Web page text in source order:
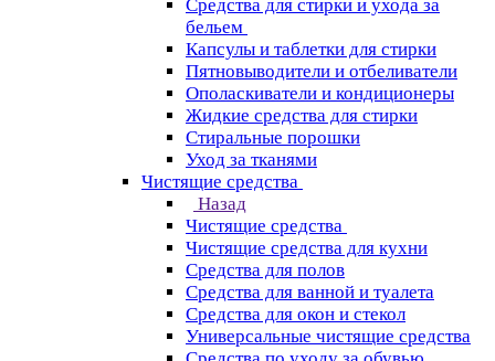
Средства для стирки и ухода за
бельем
Капсулы и таблетки для стирки
Пятновыводители и отбеливатели
Ополаскиватели и кондиционеры
Жидкие средства для стирки
Стиральные порошки
Уход за тканями
Чистящие средства
Назад
Чистящие средства
Чистящие средства для кухни
Средства для полов
Средства для ванной и туалета
Средства для окон и стекол
Универсальные чистящие средства